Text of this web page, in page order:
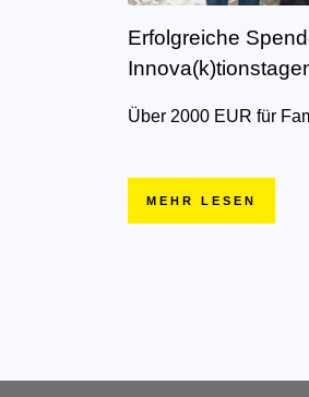
Erfolgreiche
Über 2000 EUR für
MEHR LESEN